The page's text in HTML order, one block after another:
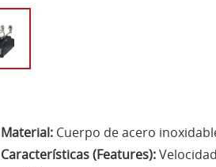
Material: Cuerpo de acero
Características (Features):